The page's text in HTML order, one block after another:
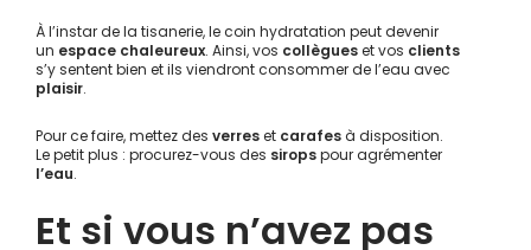
À l’instar de la tisanerie, le coin hydratation peut devenir
un espace chaleureux. Ainsi, vos collègueset vos clients
s’y sentent bien et ils viendront consommer de l’eau avec
plaisir.
Pour ce faire, mettez des verreset carafesà disposition.
Le petit plus : procurez-vous des siropspour agrémenter
l’eau.
Et si vous n’avez pas